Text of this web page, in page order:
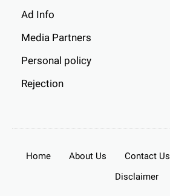
Ad Info
Media Partners
Personal policy
Rejection
Home About Us Contact Us
Disclaimer